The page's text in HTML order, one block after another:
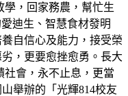
學，回家務農，幫忙生
迪生、智慧食材發明
自信心及能力，接受榮
，更要愈挫愈勇。長大
社會，永不止息，更當
舉辦的「光輝814校友